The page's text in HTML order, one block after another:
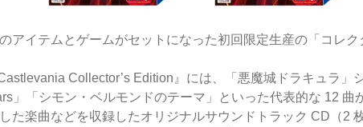
アイテムとゲームがセットになった初回限定生産の「コレク
Collector’s Edition』には、「悪魔城ドラキュラ」
」「シモン・ベルモンドのテーマ」といった代表的な 12 曲
た楽曲などを収録したオリジナルサウンドトラック CD（2 枚